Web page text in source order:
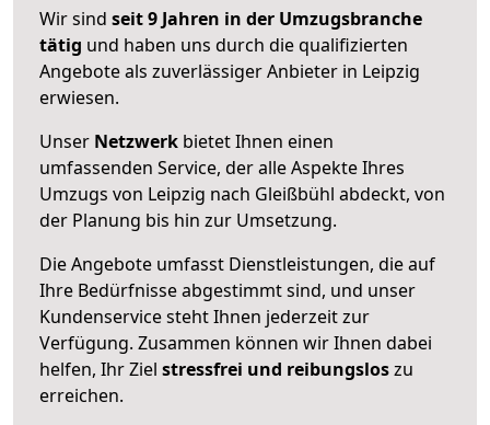
Wir sind seit 9 Jahren in der Umzugsbranche
tätig und haben uns durch die qualifizierten
Angebote als zuverlässiger Anbieter in Leipzig
erwiesen.
Unser Netzwerk bietet Ihnen einen
umfassenden Service, der alle Aspekte Ihres
Umzugs von Leipzig nach Gleißbühl abdeckt, von
der Planung bis hin zur Umsetzung.
Die Angebote umfasst Dienstleistungen, die auf
Ihre Bedürfnisse abgestimmt sind, und unser
Kundenservice steht Ihnen jederzeit zur
Verfügung. Zusammen können wir Ihnen dabei
helfen, Ihr Ziel stressfrei und reibungsloszu
erreichen.